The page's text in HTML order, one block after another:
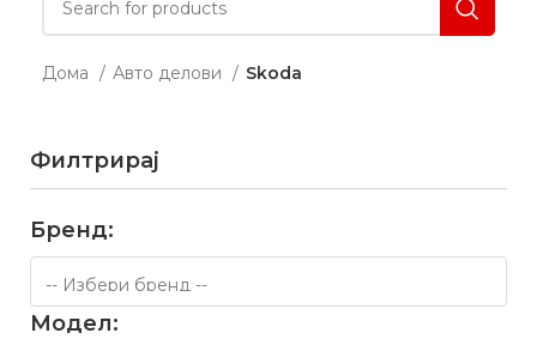
Дома Авто делови Skoda
Филтрирај
Бренд:
Модел: